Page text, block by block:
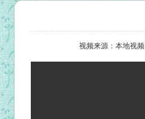
视频来源：本地视频